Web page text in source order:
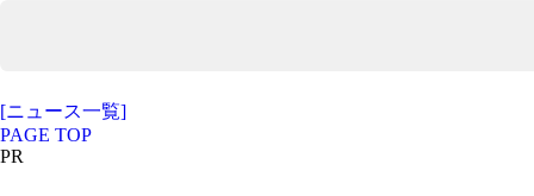
[ニュース一覧]
PAGE TOP
PR